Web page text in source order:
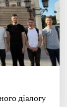
діалогу